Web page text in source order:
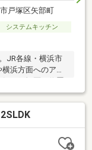
戸塚区矢部町
システムキッチン
JR各線・横浜市
浜方面へのアク
富な収納など暮
良い居室と和室
ホーム品質、丈
みいただけま
認）。